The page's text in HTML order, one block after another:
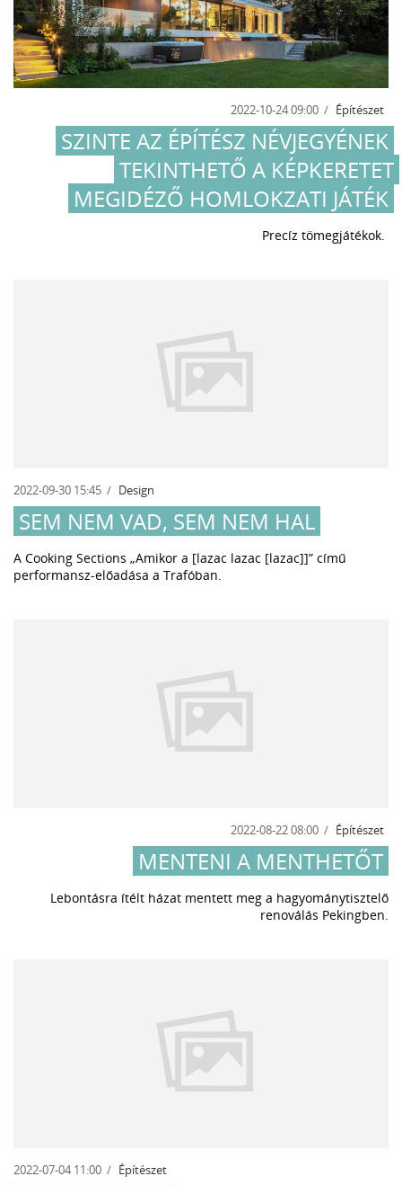
2022-10-24 09:00 Építészet
SZINTE AZ ÉPÍTÉSZ NÉVJEGYÉNEK
TEKINTHETŐ A KÉPKERETET
MEGIDÉZŐ HOMLOKZATI JÁTÉK
Precíz tömegjátékok.
2022-09-30 15:45 Design
SEM NEM VAD, SEM NEM HAL
A Cooking Sections „Amikor a [lazac lazac [lazac]]” című
performansz-előadása a Trafóban.
2022-08-22 08:00 Építészet
MENTENI A MENTHETŐT
Lebontásra ítélt házat mentett meg a hagyománytisztelő
renoválás Pekingben.
2022-07-04 11:00 Építészet